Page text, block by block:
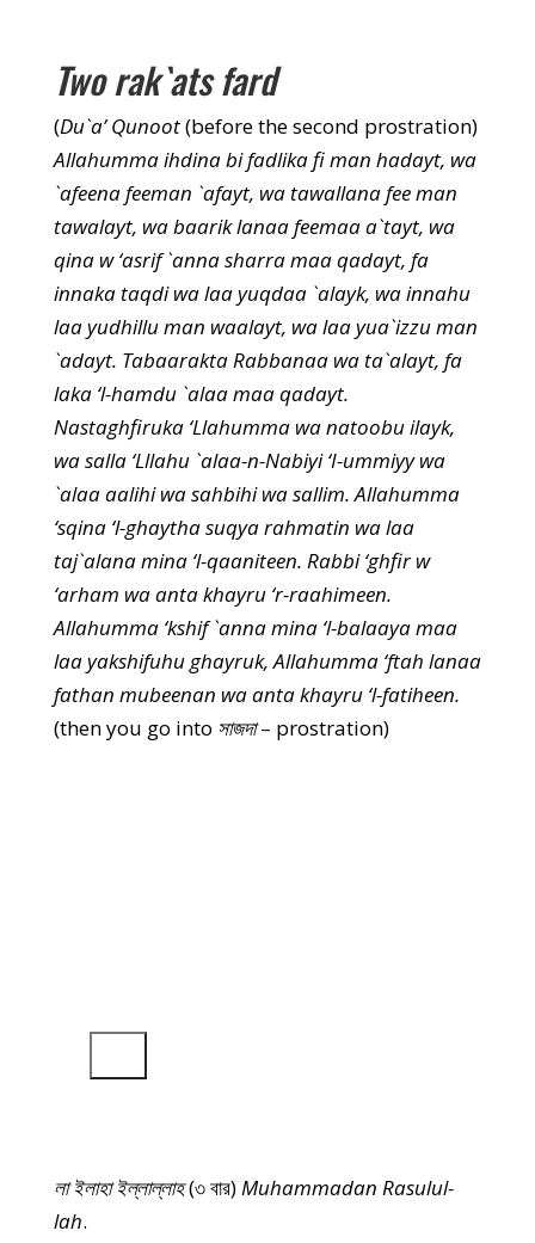
Two rak`ats fard
(Du`a’ Qunoot(before the second prostration)
Allahumma ihdina bi fadlika fi man hadayt, wa
`afeena feeman `afayt, wa tawallana fee man
tawalayt, wa baarik lanaa feemaa a`tayt, wa
qina w ‘asrif `anna sharra maa qadayt, fa
innaka taqdi wa laa yuqdaa `alayk, wa innahu
laa yudhillu man waalayt, wa laa yua`izzu man
`adayt. Tabaarakta Rabbanaa wa ta`alayt, fa
laka ‘l-hamdu `alaa maa qadayt.
Nastaghfiruka ‘Llahumma wa natoobu ilayk,
wa salla ‘Lllahu `alaa-n-Nabiyi ‘I-ummiyy wa
`alaa aalihi wa sahbihi wa sallim. Allahumma
‘sqina ‘l-ghaytha suqya rahmatin wa laa
taj`alana mina ‘l-qaaniteen. Rabbi ‘ghfir w
‘arham wa anta khayru ‘r-raahimeen.
Allahumma ‘kshif `anna mina ‘l-balaaya maa
laa yakshifuhu ghayruk, Allahumma ‘ftah lanaa
fathan mubeenan wa anta khayru ‘l-fatiheen.
(then you go into সাজদা– prostration)
লা ইলাহা ইল্লাল্লাহ(৩ বার) Muhammadan Rasulul-
lah.